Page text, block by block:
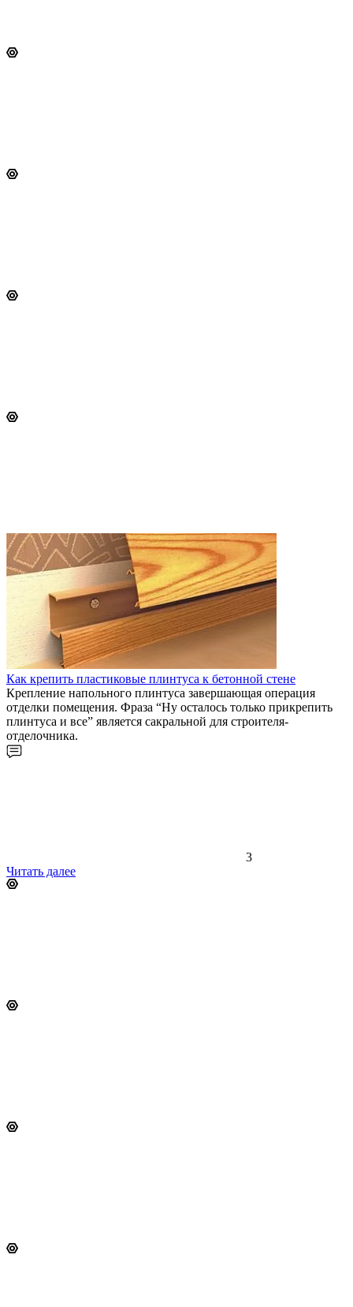
Как крепить пластиковые плинтуса к бетонной стене
Крепление напольного плинтуса завершающая операция
отделки помещения. Фраза “Ну осталось только прикрепить
плинтуса и все” является сакральной для строителя-
отделочника.
3
Читать далее